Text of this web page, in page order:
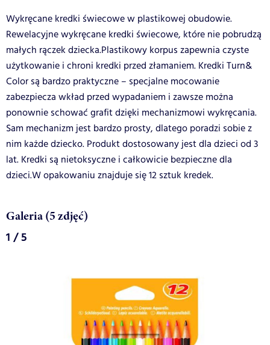
Wykręcane kredki świecowe w plastikowej obudowie.
Rewelacyjne wykręcane kredki świecowe, które nie pobrudzą
małych rączek dziecka.Plastikowy korpus zapewnia czyste
użytkowanie i chroni kredki przed złamaniem. Kredki Turn&
Color są bardzo praktyczne – specjalne mocowanie
zabezpiecza wkład przed wypadaniem i zawsze można
ponownie schować grafit dzięki mechanizmowi wykręcania.
Sam mechanizm jest bardzo prosty, dlatego poradzi sobie z
nim każde dziecko. Produkt dostosowany jest dla dzieci od 3
lat. Kredki są nietoksyczne i całkowicie bezpieczne dla
dzieci.W opakowaniu znajduje się 12 sztuk kredek.
Galeria (5 zdjęć)
1 / 5